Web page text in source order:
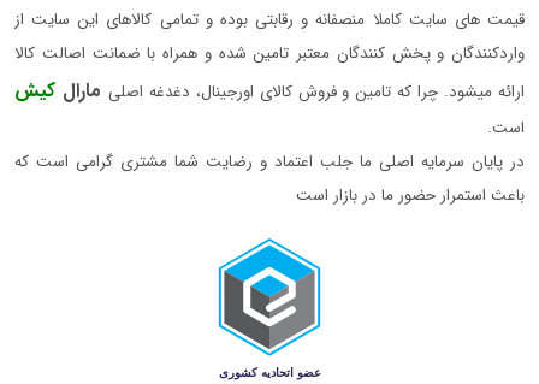
قیمت های سایت کاملا منصفانه و رقابتی بوده و تمامی کالاهای این سایت از
واردکنندگان و پخش کنندگان معتبر تامین شده و همراه با ضمانت اصالت کالا
ارائه میشود. چرا که تامین و فروش کالای اورجینال، دغدغه اصلی مارال کیش
است.
در پایان سرمایه اصلی ما جلب اعتماد و رضایت شما مشتری گرامی است که
باعث استمرار حضور ما در بازار است